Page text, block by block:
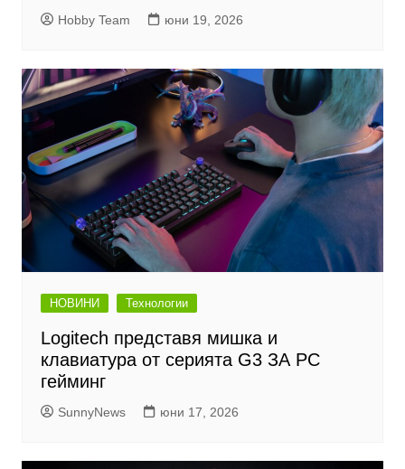
Hobby Team юни 19, 2026
НОВИНИ Технологии
Logitech представя мишка и
клавиатура от серията G3 ЗА PC
гейминг
SunnyNews юни 17, 2026